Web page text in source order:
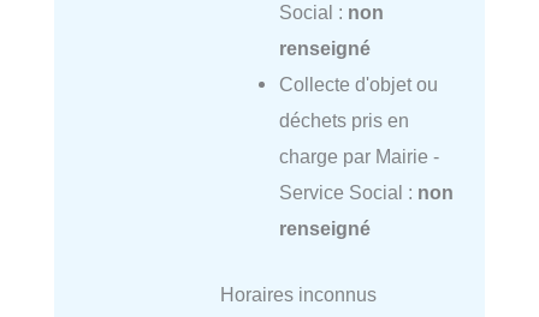
Social : non
renseigné
Collecte d'objet ou
déchets pris en
charge par Mairie -
Service Social : non
renseigné
Horaires inconnus